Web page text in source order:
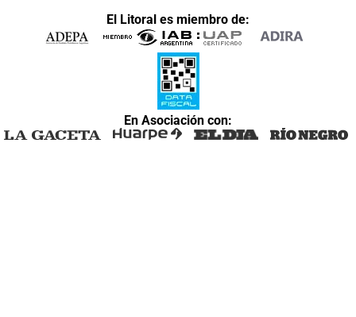
El Litoral es miembro de:
En Asociación con: